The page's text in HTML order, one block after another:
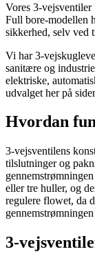
Vores 3-
Full bore-modellen
sikkerhed, selv ved
Vi har 3-
sanitære og
elektriske,
udvalget her på
Hvordan
3-vejsventilens
tilslutninger og
eller tre huller, og
regulere flowet, da
3-